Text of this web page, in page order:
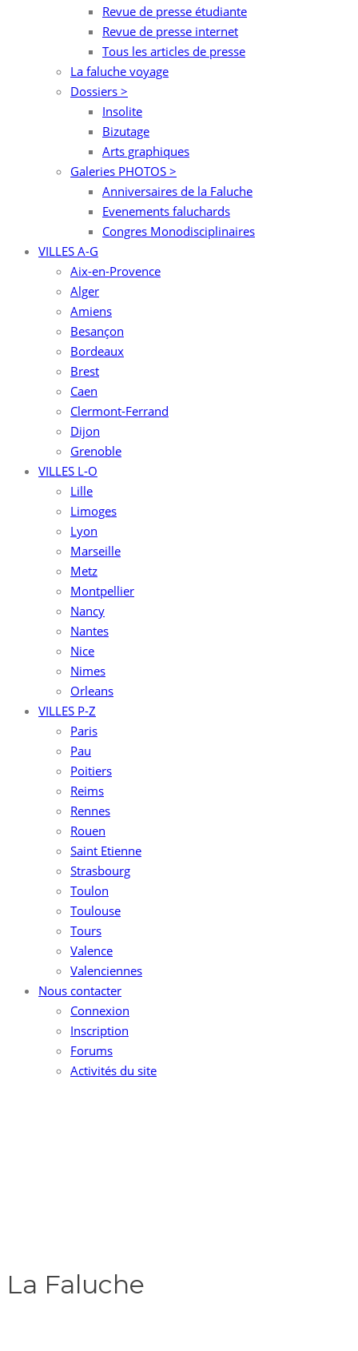
Revue de presse étudiante
Revue de presse internet
Tous les articles de presse
La faluche voyage
Dossiers >
Insolite
Bizutage
Arts graphiques
Galeries PHOTOS >
Anniversaires de la Faluche
Evenements faluchards
Congres Monodisciplinaires
VILLES A-G
Aix-en-Provence
Alger
Amiens
Besançon
Bordeaux
Brest
Caen
Clermont-Ferrand
Dijon
Grenoble
VILLES L-O
Lille
Limoges
Lyon
Marseille
Metz
Montpellier
Nancy
Nantes
Nice
Nimes
Orleans
VILLES P-Z
Paris
Pau
Poitiers
Reims
Rennes
Rouen
Saint Etienne
Strasbourg
Toulon
Toulouse
Tours
Valence
Valenciennes
Nous contacter
Connexion
Inscription
Forums
Activités du site
La Faluche